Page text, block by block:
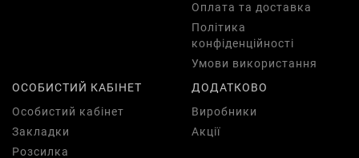
Оплата та доставка
Політика
конфіденційності
Умови використання
ОСОБИСТИЙ КАБІНЕТ
Особистий кабінет
Закладки
Розсилка
ДОДАТКОВО
Виробники
Акції